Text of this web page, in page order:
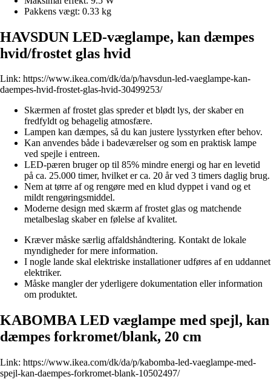
Pakkens vægt: 0.33 kg
HAVSDUN LED-væglampe, kan dæmpes
hvid/frostet glas hvid
Link: https://www.ikea.com/dk/da/p/havsdun-led-vaeglampe-kan-
daempes-hvid-frostet-glas-hvid-30499253/
Skærmen af frostet glas spreder et blødt lys, der skaber en
fredfyldt og behagelig atmosfære.
Lampen kan dæmpes, så du kan justere lysstyrken efter behov.
Kan anvendes både i badeværelser og som en praktisk lampe
ved spejle i entreen.
LED-pæren bruger op til 85% mindre energi og har en levetid
på ca. 25.000 timer, hvilket er ca. 20 år ved 3 timers daglig brug.
Nem at tørre af og rengøre med en klud dyppet i vand og et
mildt rengøringsmiddel.
Moderne design med skærm af frostet glas og matchende
metalbeslag skaber en følelse af kvalitet.
Kræver måske særlig affaldshåndtering. Kontakt de lokale
myndigheder for mere information.
I nogle lande skal elektriske installationer udføres af en uddannet
elektriker.
Måske mangler der yderligere dokumentation eller information
om produktet.
KABOMBA LED væglampe med spejl, kan
dæmpes forkromet/blank, 20 cm
Link: https://www.ikea.com/dk/da/p/kabomba-led-vaeglampe-med-
spejl-kan-daempes-forkromet-blank-10502497/